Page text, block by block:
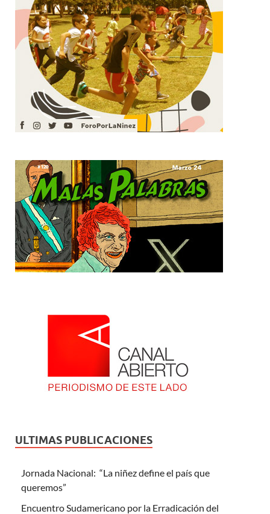
ULTIMAS PUBLICACIONES
Jornada Nacional: “La niñez define el país que
queremos”
Encuentro Sudamericano por la Erradicación del